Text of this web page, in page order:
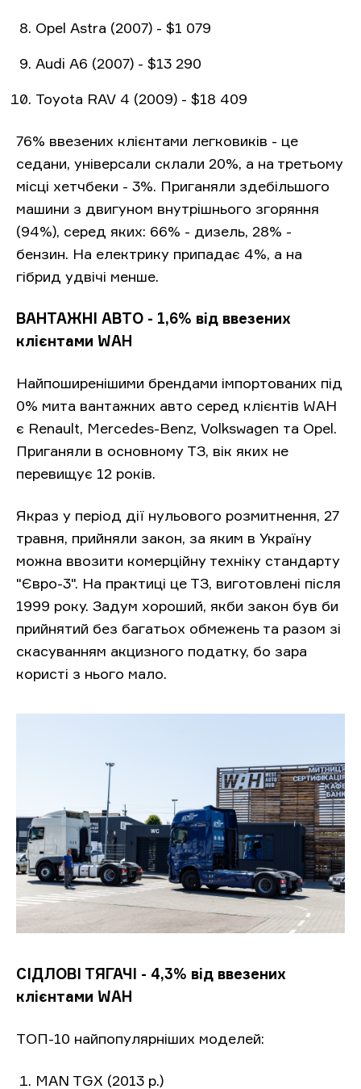
Opel Astra (2007) - $1 079
Audi A6 (2007) - $13 290
Toyota RAV 4 (2009) - $18 409
76% ввезених клієнтами легковиків - це
седани, універсали склали 20%, а на третьому
місці хетчбеки - 3%. Приганяли здебільшого
машини з двигуном внутрішнього згоряння
(94%), серед яких: 66% - дизель, 28% -
бензин. На електрику припадає 4%, а на
гібрид удвічі менше.
ВАНТАЖНІ АВТО - 1,6% від ввезених
клієнтами WAH
Найпоширенішими брендами імпортованих під
0% мита вантажних авто серед клієнтів WAH
є Renault, Mercedes-Benz, Volkswagen та Opel.
Приганяли в основному ТЗ, вік яких не
перевищує 12 років.
Якраз у період дії нульового розмитнення, 27
травня, прийняли закон, за яким в Україну
можна ввозити комерційну техніку стандарту
"Євро-3". На практиці це ТЗ, виготовлені після
1999 року. Задум хороший, якби закон був би
прийнятий без багатьох обмежень та разом зі
скасуванням акцизного податку, бо зара
користі з нього мало.
СІДЛОВІ ТЯГАЧІ - 4,3% від ввезених
клієнтами WAH
ТОП-10 найпопулярніших моделей:
MAN TGX (2013 р.)